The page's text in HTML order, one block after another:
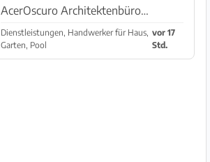
AcerOscuro Architektenbüro
Mallorca Nachhaltig und
energieeffizient Bauen auf Mallorca
und Ibiza, modulare Bauweise auf
Dienstleistungen, Handwerker für Haus,
Garten, Pool
vor 17
Std.